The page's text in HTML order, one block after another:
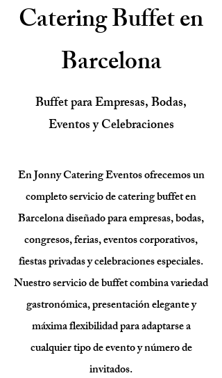
Catering Buffet en
Barcelona
Buffet para Empresas, Bodas,
Eventos y Celebraciones
En Jonny Catering Eventos ofrecemos un
completo servicio de catering buffet en
Barcelona diseñado para empresas, bodas,
congresos, ferias, eventos corporativos,
fiestas privadas y celebraciones especiales.
Nuestro servicio de buffet combina variedad
gastronómica, presentación elegante y
máxima flexibilidad para adaptarse a
cualquier tipo de evento y número de
invitados.